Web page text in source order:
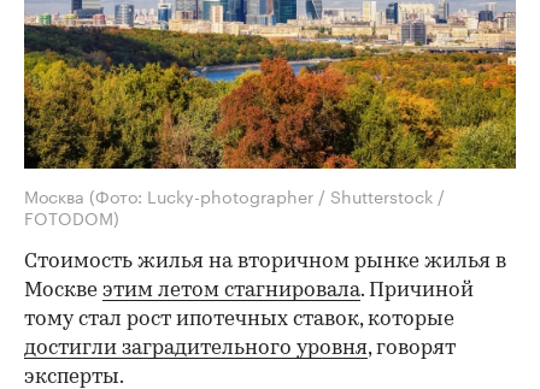
Москва (Фото: Lucky-photographer / Shutterstock /
FOTODOM)
Стоимость жилья на вторичном рынке жилья в
Москве этим летом стагнировала. Причиной
тому стал рост ипотечных ставок, которые
достигли заградительного уровня, говорят
эксперты.